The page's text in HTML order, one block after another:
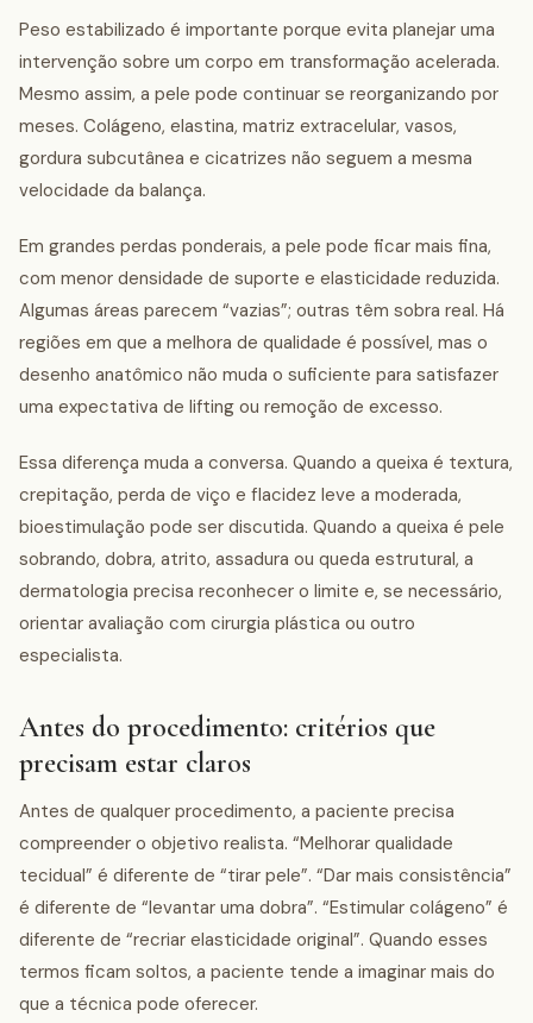
Peso estabilizado é importante porque evita planejar uma
intervenção sobre um corpo em transformação acelerada.
Mesmo assim, a pele pode continuar se reorganizando por
meses. Colágeno, elastina, matriz extracelular, vasos,
gordura subcutânea e cicatrizes não seguem a mesma
velocidade da balança.
Em grandes perdas ponderais, a pele pode ficar mais fina,
com menor densidade de suporte e elasticidade reduzida.
Algumas áreas parecem “vazias”; outras têm sobra real. Há
regiões em que a melhora de qualidade é possível, mas o
desenho anatômico não muda o suficiente para satisfazer
uma expectativa de lifting ou remoção de excesso.
Essa diferença muda a conversa. Quando a queixa é textura,
crepitação, perda de viço e flacidez leve a moderada,
bioestimulação pode ser discutida. Quando a queixa é pele
sobrando, dobra, atrito, assadura ou queda estrutural, a
dermatologia precisa reconhecer o limite e, se necessário,
orientar avaliação com cirurgia plástica ou outro
especialista.
Antes do procedimento: critérios que
precisam estar claros
Antes de qualquer procedimento, a paciente precisa
compreender o objetivo realista. “Melhorar qualidade
tecidual” é diferente de “tirar pele”. “Dar mais consistência”
é diferente de “levantar uma dobra”. “Estimular colágeno” é
diferente de “recriar elasticidade original”. Quando esses
termos ficam soltos, a paciente tende a imaginar mais do
que a técnica pode oferecer.